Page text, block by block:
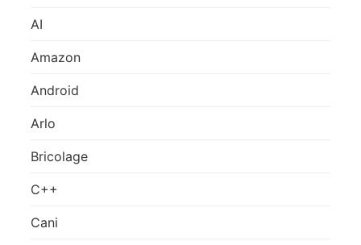
AI
Amazon
Android
Arlo
Bricolage
C++
Cani